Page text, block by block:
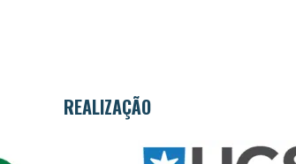
REALIZAÇÃO